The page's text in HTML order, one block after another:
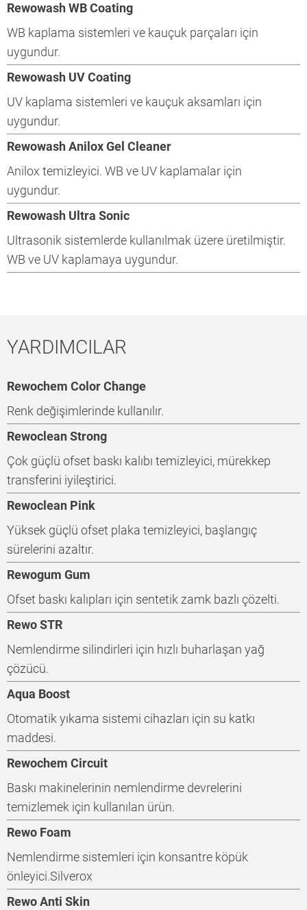
Rewowash WB Coating
WB kaplama sistemleri ve kauçuk parçaları için
uygundur.
Rewowash UV Coating
UV kaplama sistemleri ve kauçuk aksamları için
uygundur.
Rewowash Anilox Gel Cleaner
Anilox temizleyici. WB ve UV kaplamalar için
uygundur.
Rewowash Ultra Sonic
Ultrasonik sistemlerde kullanılmak üzere üretilmiştir.
WB ve UV kaplamaya uygundur.
YARDIMCILAR
Rewochem Color Change
Renk değişimlerinde kullanılır.
Rewoclean Strong
Çok güçlü ofset baskı kalıbı temizleyici, mürekkep
transferini iyileştirici.
Rewoclean Pink
Yüksek güçlü ofset plaka temizleyici, başlangıç
sürelerini azaltır.
Rewogum Gum
Ofset baskı kalıpları için sentetik zamk bazlı çözelti.
Rewo STR
Nemlendirme silindirleri için hızlı buharlaşan yağ
çözücü.
Aqua Boost
Otomatik yıkama sistemi cihazları için su katkı
maddesi.
Rewochem Circuit
Baskı makinelerinin nemlendirme devrelerini
temizlemek için kullanılan ürün.
Rewo Foam
Nemlendirme sistemleri için konsantre köpük
önleyici.Silverox
Rewo Anti Skin